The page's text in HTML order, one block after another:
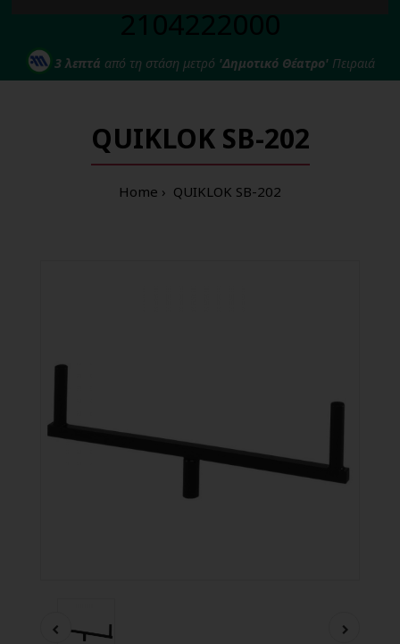
3 λεπτά από τη στάση μετρό 'Δημοτικό Θέατρο'Πειραιά
QUIKLOK SB-202
Home QUIKLOK SB-202